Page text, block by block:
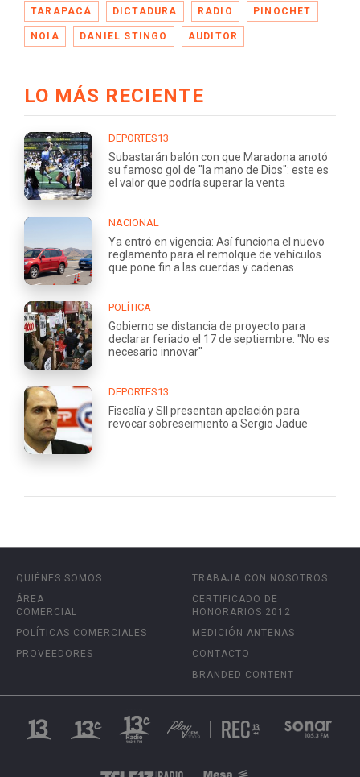
TARAPACÁ DICTADURA RADIO PINOCHET
NOIA DANIEL STINGO AUDITOR
LO MÁS RECIENTE
DEPORTES13
Subastarán balón con que Maradona anotó
su famoso gol de "la mano de Dios": este es
el valor que podría superar la venta
NACIONAL
Ya entró en vigencia: Así funciona el nuevo
reglamento para el remolque de vehículos
que pone fin a las cuerdas y cadenas
POLÍTICA
Gobierno se distancia de proyecto para
declarar feriado el 17 de septiembre: "No es
necesario innovar"
DEPORTES13
Fiscalía y SII presentan apelación para
revocar sobreseimiento a Sergio Jadue
QUIÉNES SOMOS
ÁREA
COMERCIAL
POLÍTICAS COMERCIALES
PROVEEDORES
TRABAJA CON NOSOTROS
CERTIFICADO DE
HONORARIOS 2012
MEDICIÓN ANTENAS
CONTACTO
BRANDED CONTENT